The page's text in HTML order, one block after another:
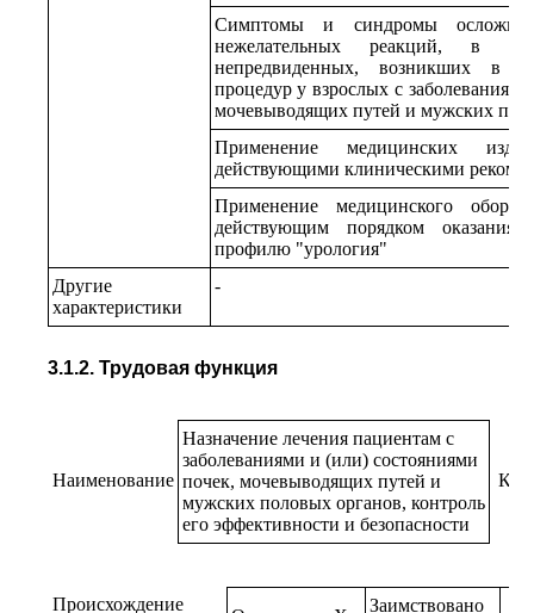
Симптомы и синдромы
нежелательных реакций, в
непредвиденных, возникших в
процедур у взрослых с
мочевыводящих путей и мужских
Применение медицинских
действующими клиническими
Применение медицинского
действующим порядком
профилю "урология"
Другие
характеристики
-
3.1.2. Трудовая функция
Наименование
Назначение лечения пациентам с
заболеваниями и (или) состояниями
почек, мочевыводящих путей и
мужских половых органов, контроль
его эффективности и безопасности
Код
Происхождение Заимствовано